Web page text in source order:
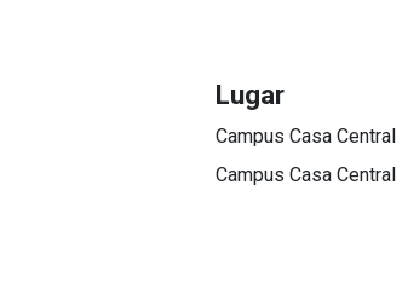
Lugar
Campus Casa Central
Campus Casa Central